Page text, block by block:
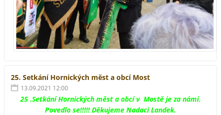
25. Setkání Hornických měst a obcí Most
13.09.2021 12:00
25 .Setkání Hornických měst a obcí v Mostě je za námi.
Povedlo se!!!!! Děkujeme Nadaci Landek.